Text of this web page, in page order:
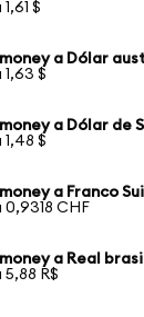
$
a Dólar
1,63 $
a Dólar de
1,48 $
a Franco
0,9318 CHF
a Real
5,88 R$